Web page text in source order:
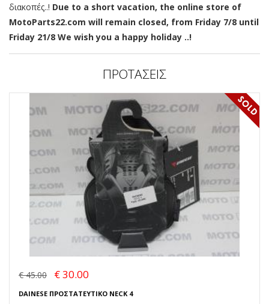
διακοπές..! Due to a short vacation, the online store of
MotoParts22.com will remain closed, from Friday 7/8 until
Friday 21/8 We wish you a happy holiday ..!
ΠΡΟΤΑΣΕΙΣ
€ 45.00 € 30.00
DAINESE ΠΡΟΣΤΑΤΕΥΤΙΚΟ NECK 4